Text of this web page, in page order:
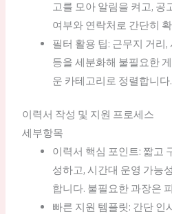
고를 모아 알림을 켜고,
여부와 연락처로 간단히
필터 활용 팁: 근무지 거리
등을 세분화해 불필요한
운 카테고리로 정렬합니다.
이력서 작성 및 지원 프로세스
세부항목
이력서 핵심 포인트: 짧고
성하고, 시간대 운영 가능
합니다. 불필요한 과장은
빠른 지원 템플릿: 간단